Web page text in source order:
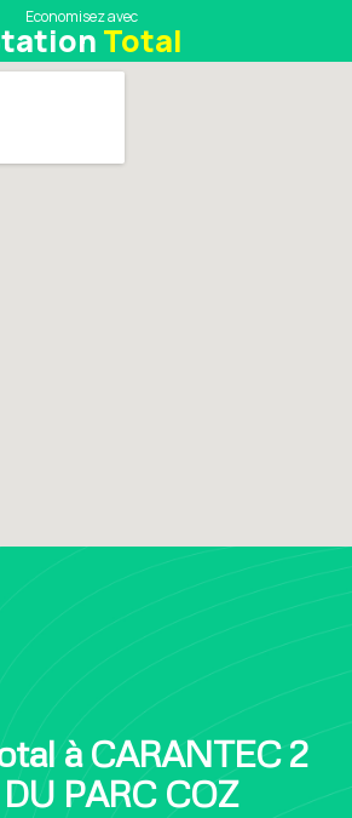
Economisez avec
Total
à CARANTEC 2
PARC COZ